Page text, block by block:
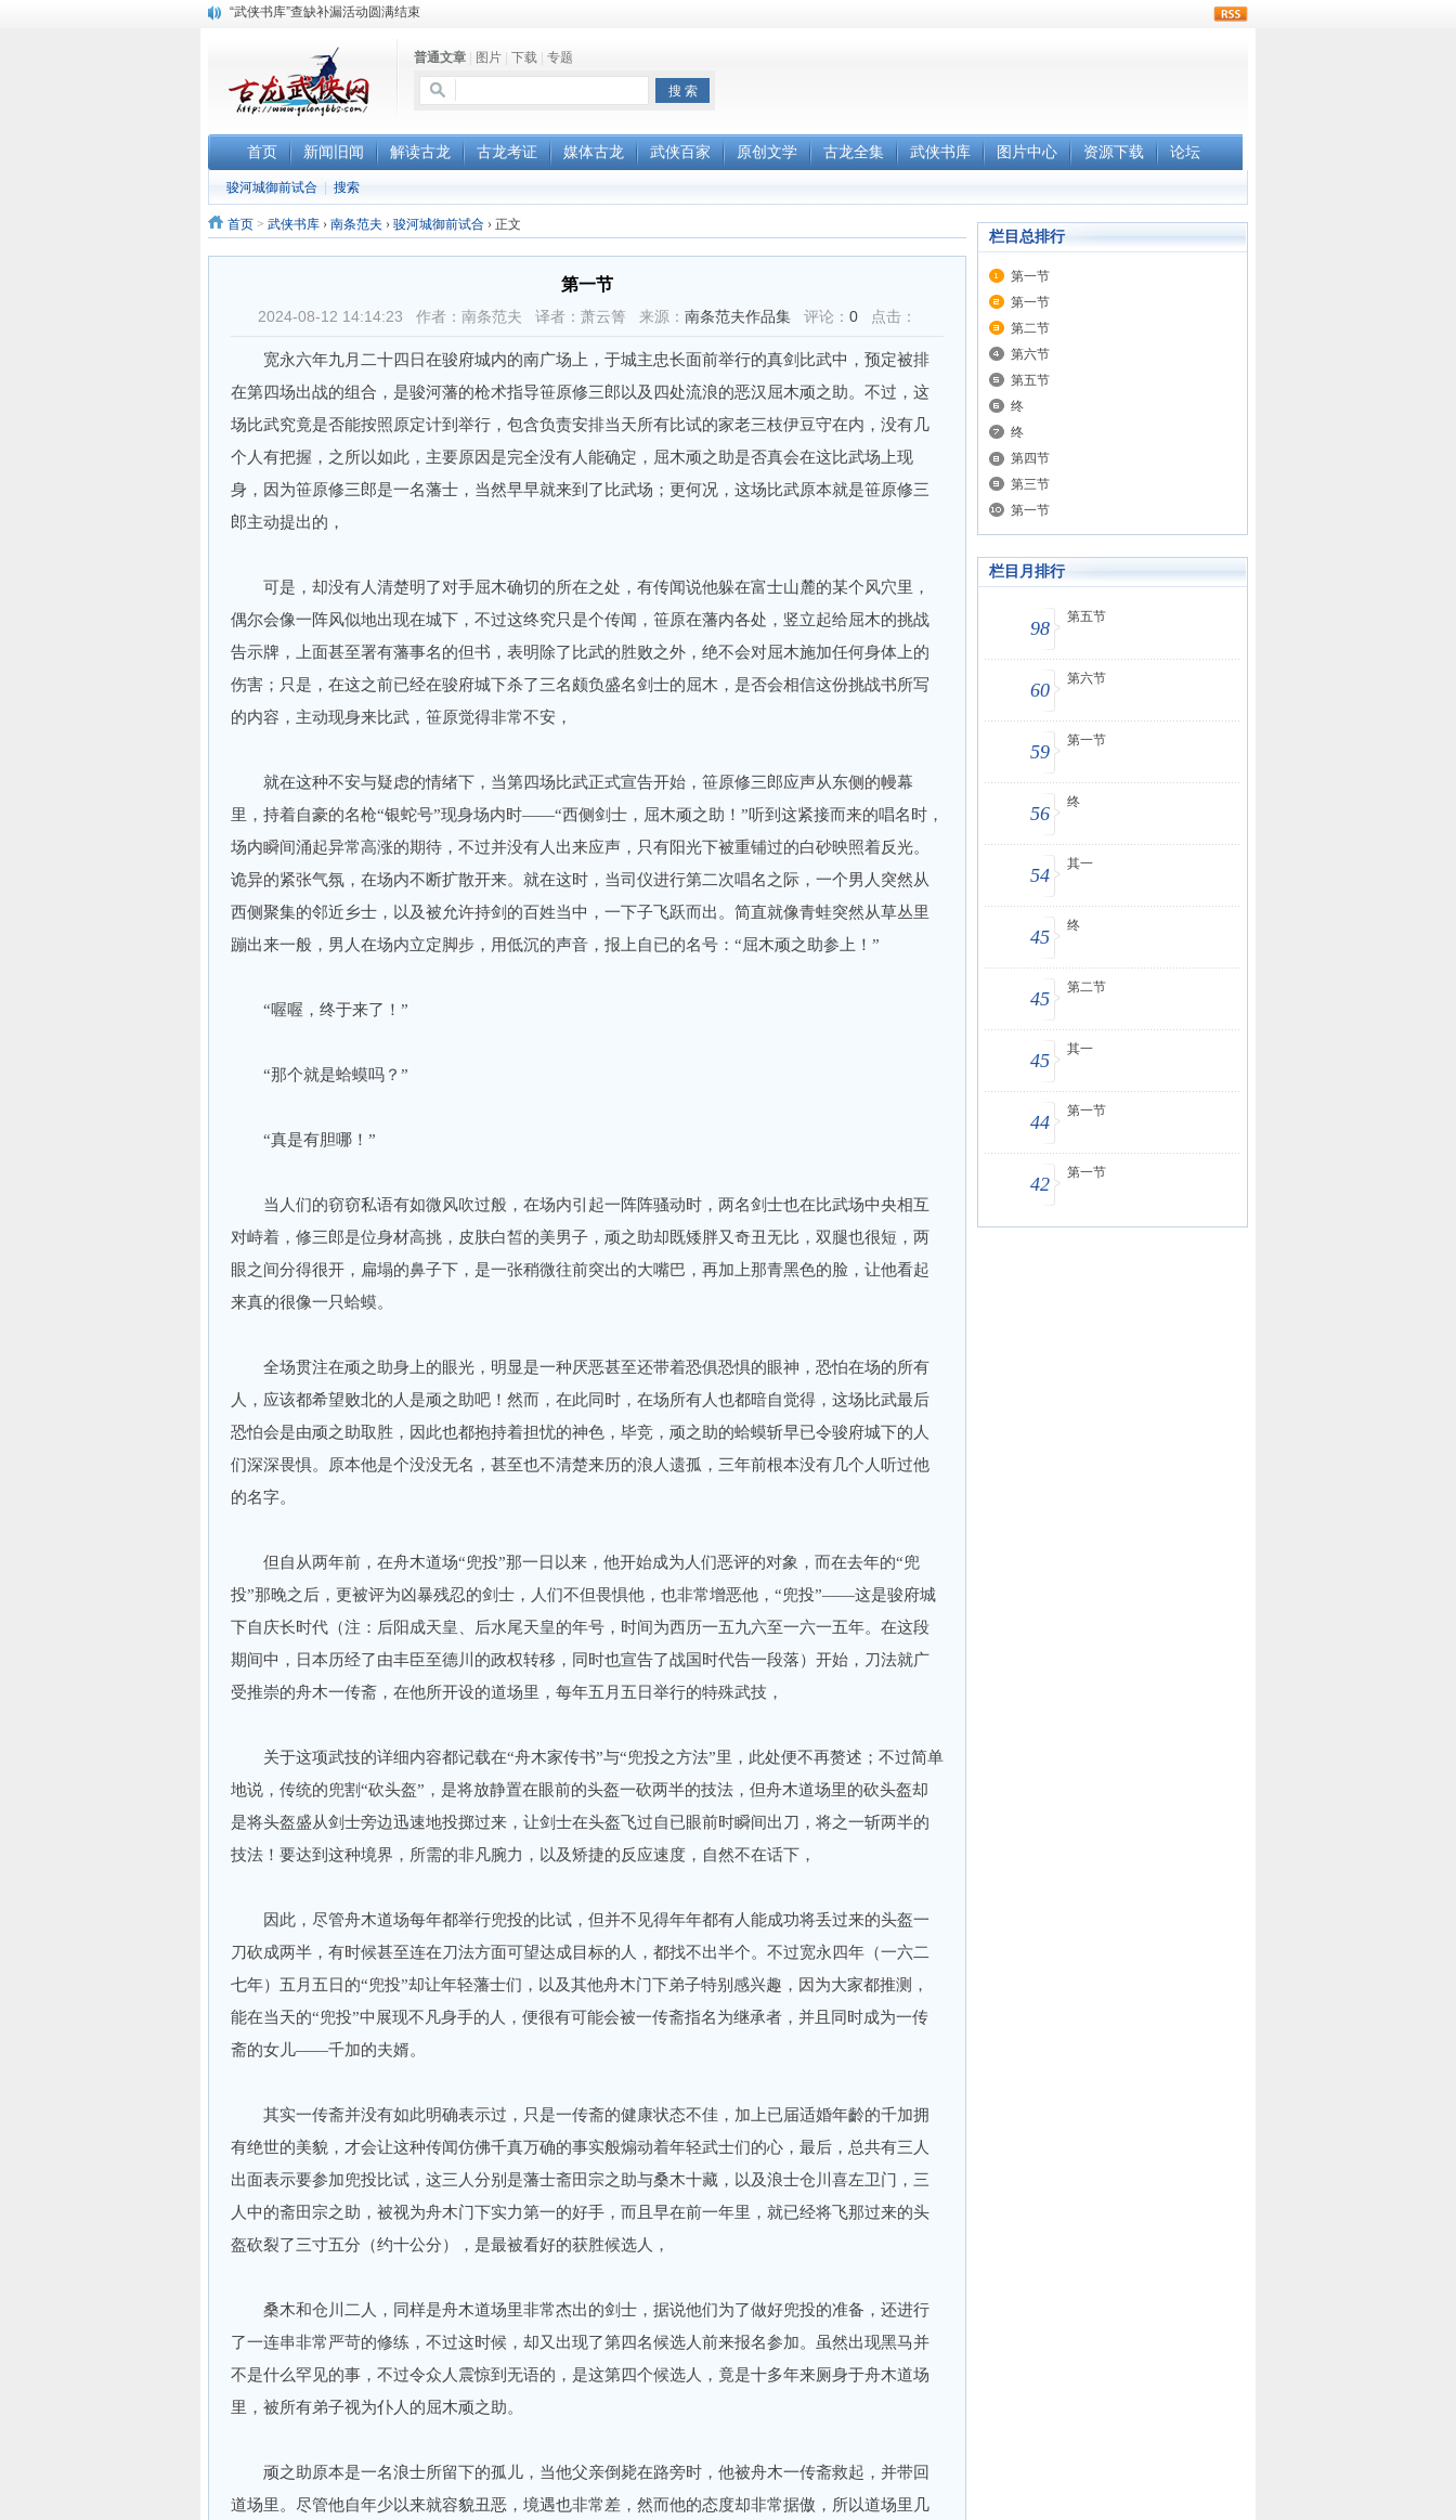
“武侠书库”查缺补漏活动圆满结束
顾雪衣《古龙武侠小说知见录》上市普通文章 图片 下载 专题
首页 新闻旧闻 解读古龙 古龙考证 媒体古龙 武侠百家 原创文学 古龙全集 武侠书库 图片中心 资源下载 论坛
骏河城御前试合 搜索
首页 > 武侠书库 › 南条范夫 › 骏河城御前试合 › 正文
第一节
2024-08-12 14:14:23 作者：南条范夫 译者：萧云箐 来源： 南条范夫作品集 评论： 0 点击：
宽永六年九月二十四日在骏府城内的南广场上，于城主忠长面前举行的真剑比武中，预定被排
在第四场出战的组合，是骏河藩的枪术指导笹原修三郎以及四处流浪的恶汉屈木顽之助。不过，这
场比武究竟是否能按照原定计到举行，包含负责安排当天所有比试的家老三枝伊豆守在内，没有几
个人有把握，之所以如此，主要原因是完全没有人能确定，屈木顽之助是否真会在这比武场上现
身，因为笹原修三郎是一名藩士，当然早早就来到了比武场；更何况，这场比武原本就是笹原修三
郎主动提出的，
可是，却没有人清楚明了对手屈木确切的所在之处，有传闻说他躲在富士山麓的某个风穴里，
偶尔会像一阵风似地出现在城下，不过这终究只是个传闻，笹原在藩内各处，竖立起给屈木的挑战
告示牌，上面甚至署有藩事名的但书，表明除了比武的胜败之外，绝不会对屈木施加任何身体上的
伤害；只是，在这之前已经在骏府城下杀了三名颇负盛名剑士的屈木，是否会相信这份挑战书所写
的内容，主动现身来比武，笹原觉得非常不安，
就在这种不安与疑虑的情绪下，当第四场比武正式宣告开始，笹原修三郎应声从东侧的幔幕
里，持着自豪的名枪“银蛇号”现身场内时——“西侧剑士，屈木顽之助！”听到这紧接而来的唱名时，
场内瞬间涌起异常高涨的期待，不过并没有人出来应声，只有阳光下被重铺过的白砂映照着反光。
诡异的紧张气氛，在场内不断扩散开来。就在这时，当司仪进行第二次唱名之际，一个男人突然从
西侧聚集的邻近乡士，以及被允许持剑的百姓当中，一下子飞跃而出。简直就像青蛙突然从草丛里
蹦出来一般，男人在场内立定脚步，用低沉的声音，报上自已的名号：“屈木顽之助参上！”
“喔喔，终于来了！”
“那个就是蛤蟆吗？”
“真是有胆哪！”
当人们的窃窃私语有如微风吹过般，在场内引起一阵阵骚动时，两名剑士也在比武场中央相互
对峙着，修三郎是位身材高挑，皮肤白皙的美男子，顽之助却既矮胖又奇丑无比，双腿也很短，两
眼之间分得很开，扁塌的鼻子下，是一张稍微往前突出的大嘴巴，再加上那青黑色的脸，让他看起
来真的很像一只蛤蟆。
全场贯注在顽之助身上的眼光，明显是一种厌恶甚至还带着恐俱恐惧的眼神，恐怕在场的所有
人，应该都希望败北的人是顽之助吧！然而，在此同时，在场所有人也都暗自觉得，这场比武最后
恐怕会是由顽之助取胜，因此也都抱持着担忧的神色，毕竞，顽之助的蛤蟆斩早已令骏府城下的人
们深深畏惧。原本他是个没没无名，甚至也不清楚来历的浪人遗孤，三年前根本没有几个人听过他
的名字。
但自从两年前，在舟木道场“兜投”那一日以来，他开始成为人们恶评的对象，而在去年的“兜
投”那晚之后，更被评为凶暴残忍的剑士，人们不但畏惧他，也非常增恶他，“兜投”——这是骏府城
下自庆长时代（注：后阳成天皇、后水尾天皇的年号，时间为西历一五九六至一六一五年。在这段
期间中，日本历经了由丰臣至德川的政权转移，同时也宣告了战国时代告一段落）开始，刀法就广
受推崇的舟木一传斋，在他所开设的道场里，每年五月五日举行的特殊武技，
关于这项武技的详细内容都记载在“舟木家传书”与“兜投之方法”里，此处便不再赘述；不过简单
地说，传统的兜割“砍头盔”，是将放静置在眼前的头盔一砍两半的技法，但舟木道场里的砍头盔却
是将头盔盛从剑士旁边迅速地投掷过来，让剑士在头盔飞过自已眼前时瞬间出刀，将之一斩两半的
技法！要达到这种境界，所需的非凡腕力，以及矫捷的反应速度，自然不在话下，
因此，尽管舟木道场每年都举行兜投的比试，但并不见得年年都有人能成功将丢过来的头盔一
刀砍成两半，有时候甚至连在刀法方面可望达成目标的人，都找不出半个。不过宽永四年（一六二
七年）五月五日的“兜投”却让年轻藩士们，以及其他舟木门下弟子特别感兴趣，因为大家都推测，
能在当天的“兜投”中展现不凡身手的人，便很有可能会被一传斋指名为继承者，并且同时成为一传
斋的女儿——千加的夫婿。
其实一传斋并没有如此明确表示过，只是一传斋的健康状态不佳，加上已届适婚年齡的千加拥
有绝世的美貌，才会让这种传闻仿佛千真万确的事实般煽动着年轻武士们的心，最后，总共有三人
出面表示要参加兜投比试，这三人分别是藩士斋田宗之助与桑木十藏，以及浪士仓川喜左卫门，三
人中的斋田宗之助，被视为舟木门下实力第一的好手，而且早在前一年里，就已经将飞那过来的头
盔砍裂了三寸五分（约十公分），是最被看好的获胜候选人，
桑木和仓川二人，同样是舟木道场里非常杰出的剑士，据说他们为了做好兜投的准备，还进行
了一连串非常严苛的修练，不过这时候，却又出现了第四名候选人前来报名参加。虽然出现黑马并
不是什么罕见的事，不过令众人震惊到无语的，是这第四个候选人，竟是十多年来厕身于舟木道场
里，被所有弟子视为仆人的屈木顽之助。
顽之助原本是一名浪士所留下的孤儿，当他父亲倒毙在路旁时，他被舟木一传斋救起，并带回
道场里。尽管他自年少以来就容貌丑恶，境遇也非常差，然而他的态度却非常据傲，所以道场里几
栏目总排行
第一节
第一节
第二节
第六节
第五节
终
终
第四节
第三节
第一节
栏目月排行
98
第五节
60
第六节
59
第一节
56
终
54
其一
45
终
45
第二节
45
其一
44
第一节
42
第一节